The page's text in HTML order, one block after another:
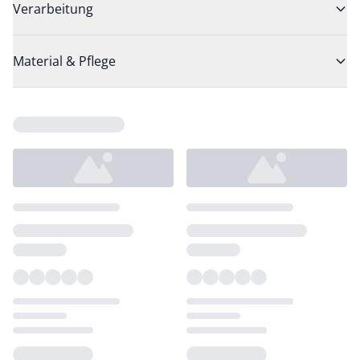
Verarbeitung
Material & Pflege